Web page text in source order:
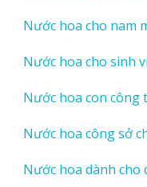
Nước hoa cho nam
Nước hoa cho sinh
Nước hoa con công
Nước hoa công sở
Nước hoa dành cho